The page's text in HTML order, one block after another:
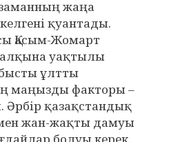
заманның жаңа
қуантады.
Қасым-Жомарт
уақтылы
ұлтты
маңызды факторы –
Әрбір қазақстандық
жан-жақты дамуы